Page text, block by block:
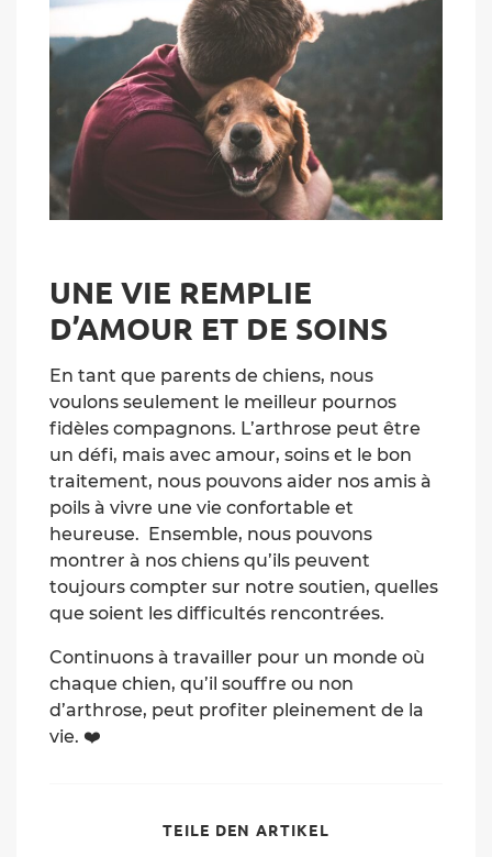
UNE VIE REMPLIE
D’AMOUR ET DE SOINS
En tant que parents de chiens, nous
voulons seulement le meilleur pournos
fidèles compagnons. L’arthrose peut être
un défi, mais avec amour, soins et le bon
traitement, nous pouvons aider nos amis à
poils à vivre une vie confortable et
heureuse. Ensemble, nous pouvons
montrer à nos chiens qu’ils peuvent
toujours compter sur notre soutien, quelles
que soient les difficultés rencontrées.
Continuons à travailler pour un monde où
chaque chien, qu’il souffre ou non
d’arthrose, peut profiter pleinement de la
vie. ❤️
TEILE DEN ARTIKEL